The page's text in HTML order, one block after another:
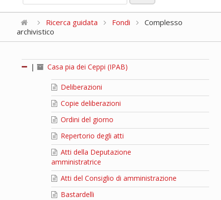
Ricerca guidata Fondi
Complesso
archivistico
| Casa pia dei Ceppi (IPAB)
Deliberazioni
Copie deliberazioni
Ordini del giorno
Repertorio degli atti
Atti della Deputazione
amministratrice
Atti del Consiglio di amministrazione
Bastardelli